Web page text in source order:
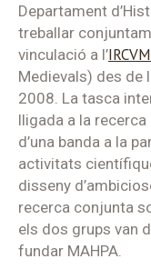
Departament
treballar
vinculació a l’IRCVM
Medievals) des de
2008. La tasca
lligada a la
d’una banda a la
activitats
disseny
recerca conjunta
els dos grups van
fundar MAHPA.